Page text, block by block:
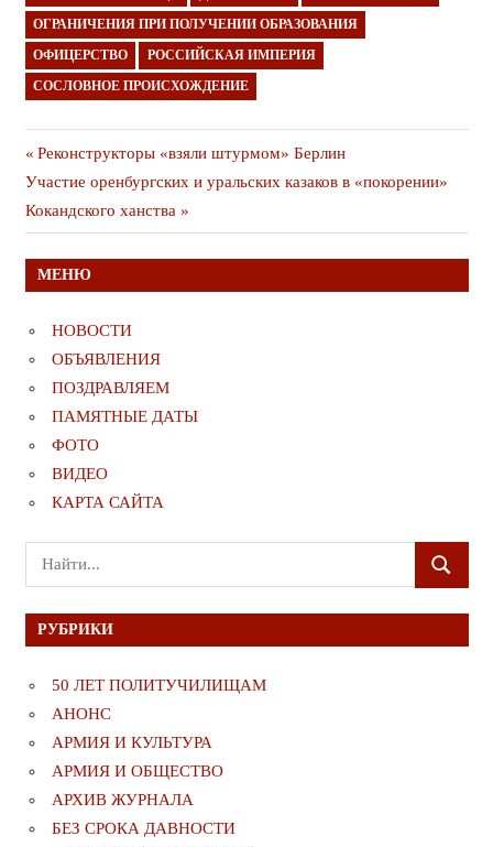
ОГРАНИЧЕНИЯ ПРИ ПОЛУЧЕНИИ ОБРАЗОВАНИЯ
ОФИЦЕРСТВО РОССИЙСКАЯ ИМПЕРИЯ
СОСЛОВНОЕ ПРОИСХОЖДЕНИЕ
Навигация
по
записям
Предыдущая
публикация
Реконструкторы «взяли штурмом» Берлин
Следующая
публикация
Участие оренбургских и уральских казаков в «покорении»
Кокандского ханства
МЕНЮ
НОВОСТИ
ОБЪЯВЛЕНИЯ
ПОЗДРАВЛЯЕМ
ПАМЯТНЫЕ ДАТЫ
ФОТО
ВИДЕО
КАРТА САЙТА
Поиск
для:
ПОИСК
РУБРИКИ
50 ЛЕТ ПОЛИТУЧИЛИЩАМ
АНОНС
АРМИЯ И КУЛЬТУРА
АРМИЯ И ОБЩЕСТВО
АРХИВ ЖУРНАЛА
БЕЗ СРОКА ДАВНОСТИ